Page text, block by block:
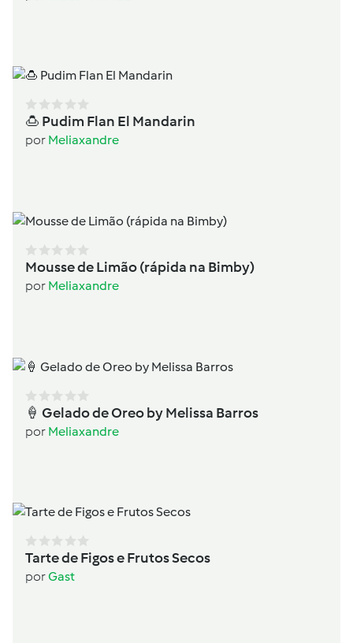
🍮 Pudim Flan El Mandarin
por Meliaxandre
Mousse de Limão (rápida na Bimby)
por Meliaxandre
🍦 Gelado de Oreo by Melissa Barros
por Meliaxandre
Tarte de Figos e Frutos Secos
porGast